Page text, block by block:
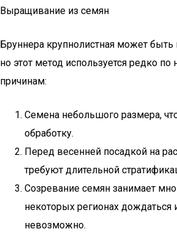
Выращивание из семян
Бруннера крупнолистная может
но этот метод используется редко по
причинам:
Семена небольшого размера,
обработку.
Перед весенней посадкой на
требуют длительной
Созревание семян занимает
некоторых регионах дождаться
невозможно.